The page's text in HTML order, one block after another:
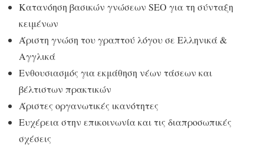
Κατανόηση βασικών γνώσεων SEO για τη σύνταξη
κειμένων
Άριστη γνώση του γραπτού λόγου σε Ελληνικά &
Αγγλικά
Ενθουσιασμός για εκμάθηση νέων τάσεων και
βέλτιστων πρακτικών
Άριστες οργανωτικές ικανότητες
Ευχέρεια στην επικοινωνία και τις διαπροσωπικές
σχέσεις